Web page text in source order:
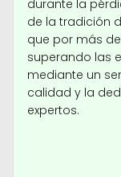
durante la
de la tradición
que por más
superando las
mediante un
calidad y la
expertos.